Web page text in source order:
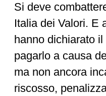
Si deve
Italia dei Valori. E
hanno dichiarato
pagarlo a causa
ma non ancora
riscosso,